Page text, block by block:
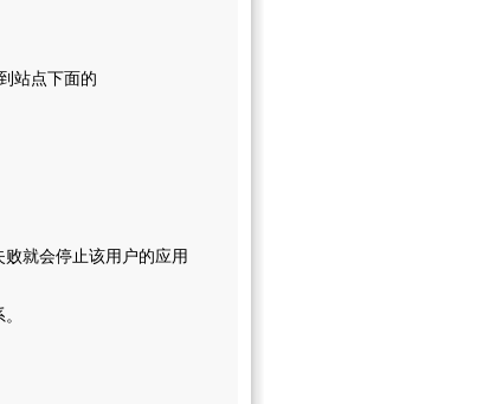
站点下面的
就会停止该用户的应用